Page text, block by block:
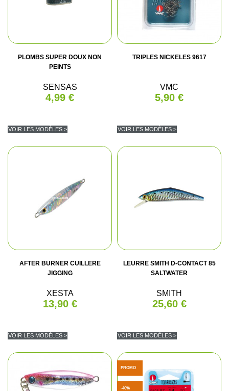
PLOMBS SUPER DOUX NON
PEINTS
SENSAS
4,99 €
VOIR LES MODÈLES >
TRIPLES NICKELES 9617
VMC
5,90 €
VOIR LES MODÈLES >
AFTER BURNER CUILLERE
JIGGING
XESTA
13,90 €
VOIR LES MODÈLES >
LEURRE SMITH D-CONTACT 85
SALTWATER
SMITH
25,60 €
VOIR LES MODÈLES >
PROMO
-40%